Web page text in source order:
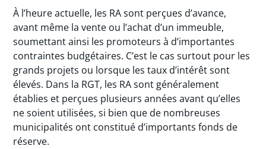
À l’heure actuelle, les RA sont perçues d’avance,
avant même la vente ou l’achat d’un immeuble,
soumettant ainsi les promoteurs à d’importantes
contraintes budgétaires. C’est le cas surtout pour les
grands projets ou lorsque les taux d’intérêt sont
élevés. Dans la RGT, les RA sont généralement
établies et perçues plusieurs années avant qu’elles
ne soient utilisées, si bien que de nombreuses
municipalités ont constitué d’importants fonds de
réserve.